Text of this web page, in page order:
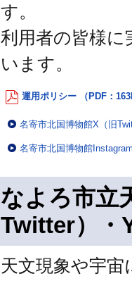
す。
利用者の皆様
います。
運用ポリシー （PDF：
名寄市北国博物館X（旧
名寄市北国博物館
なよろ市立
Twitter）・
天文現象や宇